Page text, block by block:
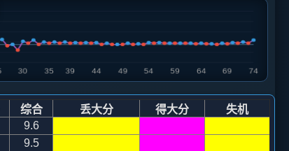
综合 丢大分 得大分
失机
9.6
9.5